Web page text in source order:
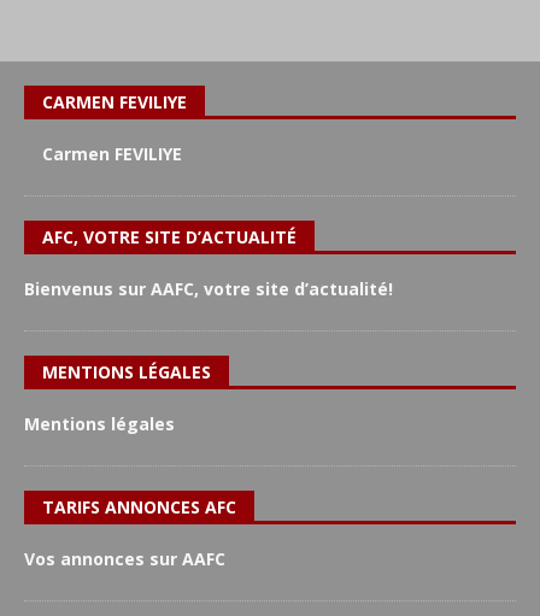
CARMEN FEVILIYE
Carmen FEVILIYE
AFC, VOTRE SITE D’ACTUALITÉ
Bienvenus sur AAFC, votre site d’actualité!
MENTIONS LÉGALES
Mentions légales
TARIFS ANNONCES AFC
Vos annonces sur AAFC